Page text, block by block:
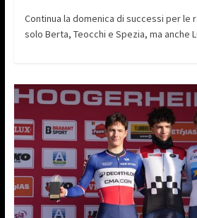
Continua la domenica di successi per le
solo Berta, Teocchi e Spezia, ma anche